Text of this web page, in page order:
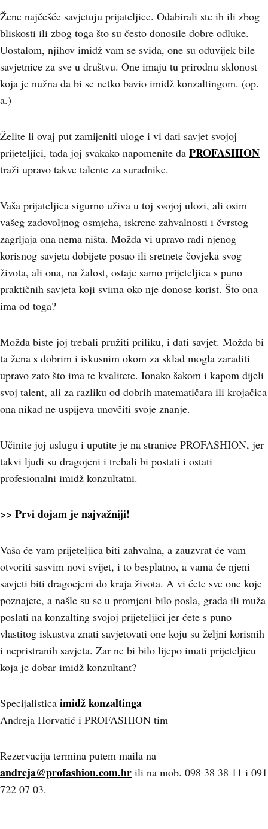
Žene najčešće savjetuju prijateljice. Odabirali ste ih ili zbog
bliskosti ili zbog toga što su često donosile dobre odluke.
Uostalom, njihov imidž vam se sviđa, one su oduvijek bile
savjetnice za sve u društvu. One imaju tu prirodnu sklonost
koja je nužna da bi se netko bavio imidž konzaltingom. (op.
a.)
Želite li ovaj put zamijeniti uloge i vi dati savjet svojoj
prijeteljici, tada joj svakako napomenite da PROFASHION
traži upravo takve talente za suradnike.
Vaša prijateljica sigurno uživa u toj svojoj ulozi, ali osim
vašeg zadovoljnog osmjeha, iskrene zahvalnosti i čvrstog
zagrljaja ona nema ništa. Možda vi upravo radi njenog
korisnog savjeta dobijete posao ili sretnete čovjeka svog
života, ali ona, na žalost, ostaje samo prijeteljica s puno
praktičnih savjeta koji svima oko nje donose korist. Što ona
ima od toga?
Možda biste joj trebali pružiti priliku, i dati savjet. Možda bi
ta žena s dobrim i iskusnim okom za sklad mogla zaraditi
upravo zato što ima te kvalitete. Ionako šakom i kapom dijeli
svoj talent, ali za razliku od dobrih matematičara ili krojačica
ona nikad ne uspijeva unovčiti svoje znanje.
Učinite joj uslugu i uputite je na stranice PROFASHION, jer
takvi ljudi su dragojeni i trebali bi postati i ostati
profesionalni imidž konzultatni.
>> Prvi dojam je najvažniji!
Vaša će vam prijeteljica biti zahvalna, a zauzvrat će vam
otvoriti sasvim novi svijet, i to besplatno, a vama će njeni
savjeti biti dragocjeni do kraja života. A vi ćete sve one koje
poznajete, a našle su se u promjeni bilo posla, grada ili muža
poslati na konzalting svojoj prijeteljici jer ćete s puno
vlastitog iskustva znati savjetovati one koju su željni korisnih
i nepristranih savjeta. Zar ne bi bilo lijepo imati prijeteljicu
koja je dobar imidž konzultant?
Specijalistica imidž konzaltinga
Andreja Horvatić i PROFASHION tim
Rezervacija termina putem maila na
andreja@profashion.com.hr ili na mob. 098 38 38 11 i 091
722 07 03.